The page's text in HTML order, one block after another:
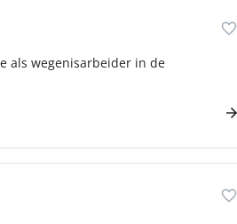
als wegenisarbeider in de